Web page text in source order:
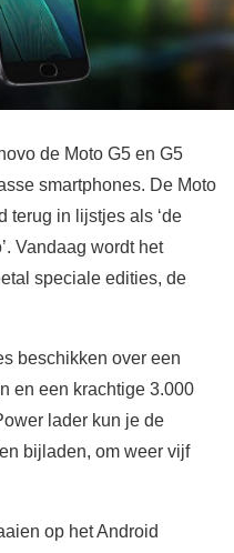
de Moto G5 en G5
smartphones. De Moto
terug in lijstjes als ‘de
Vandaag wordt het
speciale edities, de
beschikken over een
en een krachtige 3.000
lader kun je de
bijladen, om weer vijf
op het Android